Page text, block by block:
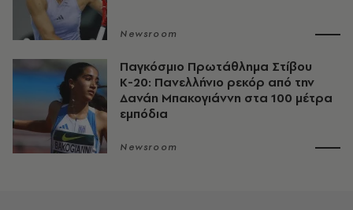
Newsroom
Παγκόσμιο Πρωτάθλημα Στίβου
Κ-20: Πανελλήνιο ρεκόρ από την
Δανάη Μπακογιάννη στα 100 μέτρα
εμπόδια
Newsroom